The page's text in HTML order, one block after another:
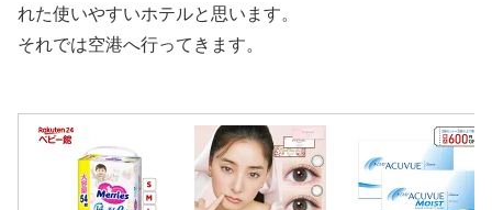
れた使いやすいホテルと思います。
それでは空港へ行ってきます。